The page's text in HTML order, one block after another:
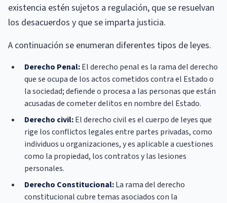
existencia estén sujetos a regulación, que se resuelvan
los desacuerdos y que se imparta justicia.
A continuación se enumeran diferentes tipos de leyes.
Derecho Penal:El derecho penal es la rama del derecho
que se ocupa de los actos cometidos contra el Estado o
la sociedad; defiende o procesa a las personas que están
acusadas de cometer delitos en nombre del Estado.
Derecho civil:El derecho civil es el cuerpo de leyes que
rige los conflictos legales entre partes privadas, como
individuos u organizaciones, y es aplicable a cuestiones
como la propiedad, los contratos y las lesiones
personales.
Derecho Constitucional:La rama del derecho
constitucional cubre temas asociados con la